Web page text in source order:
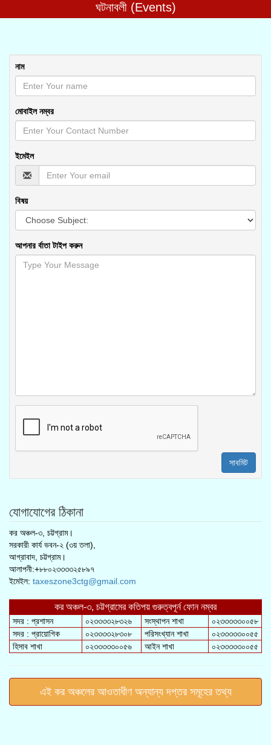
ঘটনাবলী (Events)
নাম
মোবাইল নম্বর
ইমেইল
বিষয়
আপনার র্বাতা টাইপ করুন
সাবমিট
যোগাযোগের ঠিকানা
কর অঞ্চল-৩, চট্টগ্রাম।
সরকারী কার্য ভবন-২ (৩য় তলা),
আগ্রাবাদ, চট্টগ্রাম।
আলাপনী:+৮৮০২৩৩৩৩২৫৮৯৭
ইমেইল: taxeszone3ctg@gmail.com
কর অঞ্চল-৩, চট্টগ্রামের কতিপয় গুরুত্বপূর্ন ফোন নম্বর
সদর : প্রশাসন ০২৩৩৩৩২৮৩২৬ সংস্থাপন শাখা
০২৩৩৩৩৩০০৫৮
সদর : প্রায়োগিক
০২৩৩৩৩২৮৩০৮ পরিসংখ্যান শাখা
০২৩৩৩৩৩০০৫৫
হিসাব শাখা
০২৩৩৩৩৩০০৫৬ আইন শাখা ০২৩৩৩৩৩০০৫৫
এই কর অঞ্চলের আওতাধীণ অন্যান্য দপ্তর সমূহের তথ্য